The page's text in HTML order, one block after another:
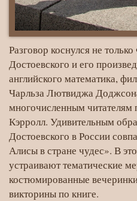
Разговор коснулся не
Достоевского и его
английского математика,
Чарльза Лютвиджа
многочисленным
Кэрролл. Удивительным
Достоевского в России
Алисы в стране чудес». В
устраивают тематические
костюмированные
викторины по книге.